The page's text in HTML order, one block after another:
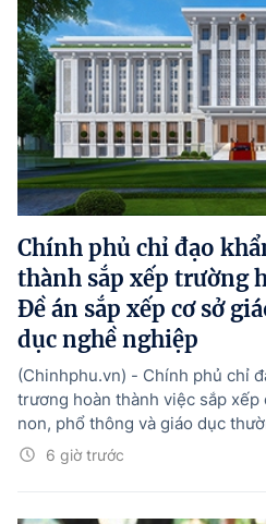
Chính phủ chỉ đạo
thành sắp xếp trường
Đề án sắp xếp cơ sở
dục nghề nghiệp
6 giờ trước
(Chinhphu.vn) - Chính phủ chỉ
trương hoàn thành việc sắp xếp
non, phổ thông và giáo dục